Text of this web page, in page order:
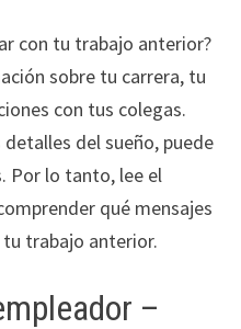
con tu trabajo anterior?
sobre tu carrera, tu
con tus colegas.
del sueño, puede
Por lo tanto, lee el
qué mensajes
trabajo anterior.
–